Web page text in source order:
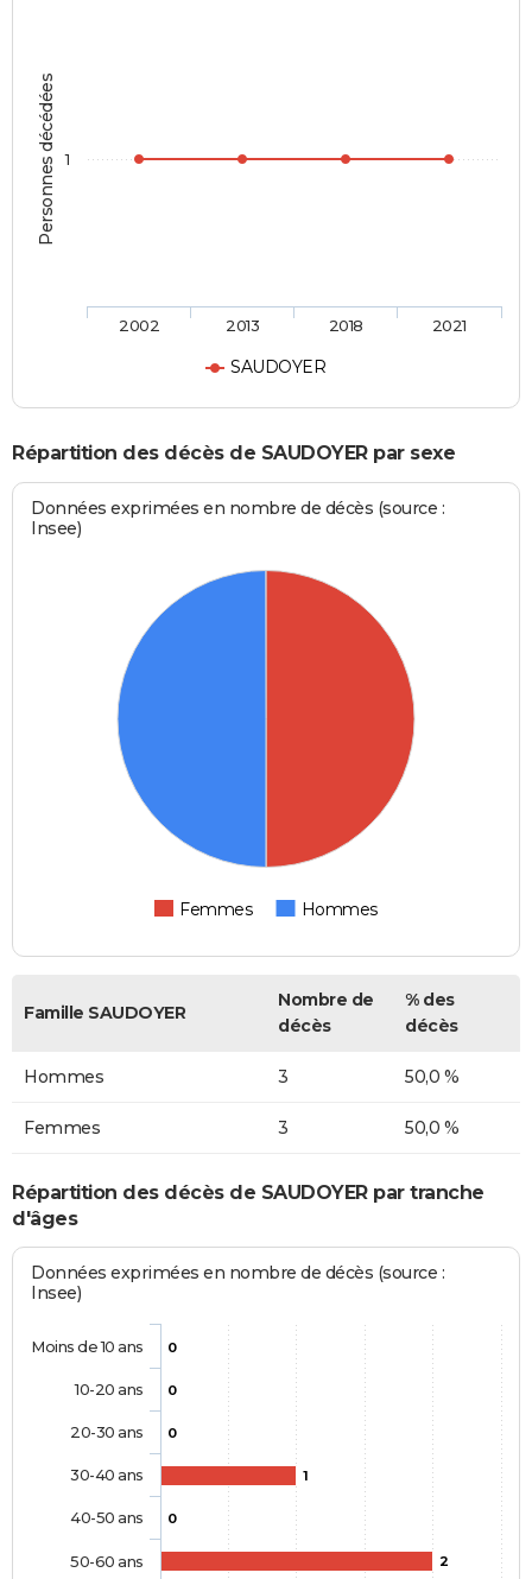
Personnes décédées
SAUDOYER
2002 2013 2018 2021
1
Répartition des décès de SAUDOYER par sexe
Données exprimées en nombre de décès (source :
Insee)
Femmes Hommes
Famille SAUDOYER
Nombre de
décès
% des
décès
Hommes 3 50,0 %
Femmes 3 50,0 %
Répartition des décès de SAUDOYER par tranche
d'âges
Données exprimées en nombre de décès (source :
Insee)
0
0
0
1
0
2
Moins de 10 ans
10-20 ans
20-30 ans
30-40 ans
40-50 ans
50-60 ans